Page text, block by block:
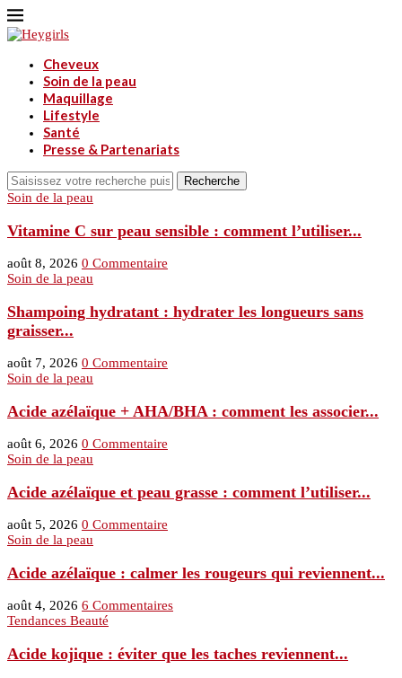
Cheveux
Soin de la peau
Maquillage
Lifestyle
Santé
Presse & Partenariats
Recherche
Soin de la peau
Vitamine C sur peau sensible : comment l’utiliser...
août 8, 2026 0 Commentaire
Soin de la peau
Shampoing hydratant : hydrater les longueurs sans
graisser...
août 7, 2026 0 Commentaire
Soin de la peau
Acide azélaïque + AHA/BHA : comment les associer...
août 6, 2026 0 Commentaire
Soin de la peau
Acide azélaïque et peau grasse : comment l’utiliser...
août 5, 2026 0 Commentaire
Soin de la peau
Acide azélaïque : calmer les rougeurs qui reviennent...
août 4, 2026 6 Commentaires
Tendances Beauté
Acide kojique : éviter que les taches reviennent...